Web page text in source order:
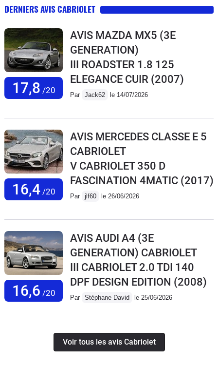
DERNIERS AVIS CABRIOLET
17,8 /20
AVIS MAZDA MX5 (3E
GENERATION)
III ROADSTER 1.8 125
ELEGANCE CUIR (2007)
Par Jack62 le 14/07/2026
16,4/20
AVIS MERCEDES CLASSE E 5
CABRIOLET
V CABRIOLET 350 D
FASCINATION 4MATIC (2017)
Par jlf60 le 26/06/2026
16,6 /20
AVIS AUDI A4 (3E
GENERATION) CABRIOLET
III CABRIOLET 2.0 TDI 140
DPF DESIGN EDITION (2008)
Par Stéphane David le 25/06/2026
Voir tous les avis Cabriolet